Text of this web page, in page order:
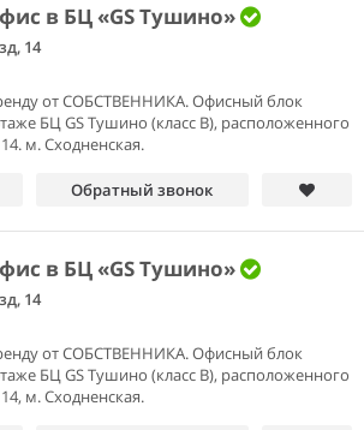
в БЦ «GS Тушино»
14
от СОБСТВЕННИКА. Офисный блок
БЦ GS Тушино (класс В), расположенного
м. Сходненская.
Обратный звонок
в БЦ «GS Тушино»
14
от СОБСТВЕННИКА. Офисный блок
БЦ GS Тушино (класс В), расположенного
м. Сходненская.